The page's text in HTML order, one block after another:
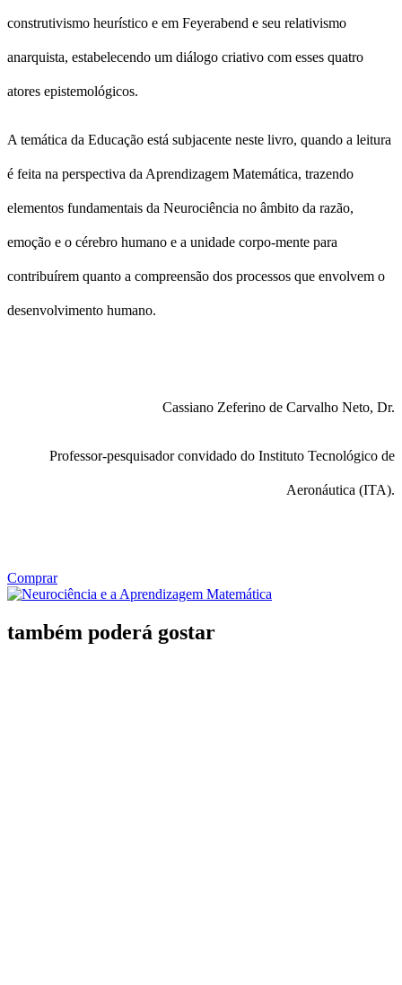
construtivismo heurístico e em Feyerabend e seu relativismo
anarquista, estabelecendo um diálogo criativo com esses quatro
atores epistemológicos.
A temática da Educação está subjacente neste livro, quando a leitura
é feita na perspectiva da Aprendizagem Matemática, trazendo
elementos fundamentais da Neurociência no âmbito da razão,
emoção e o cérebro humano e a unidade corpo-mente para
contribuírem quanto a compreensão dos processos que envolvem o
desenvolvimento humano.
Cassiano Zeferino de Carvalho Neto, Dr.
Professor-pesquisador convidado do Instituto Tecnológico de
Aeronáutica (ITA).
Comprar
também poderá gostar